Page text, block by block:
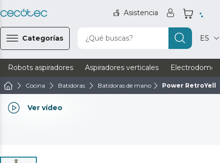
Asistencia
Categorías ¿Qué buscas? ES
Robots aspiradores Aspiradores verticales
Cocina Batidoras Batidoras de mano Power
Ver vídeo